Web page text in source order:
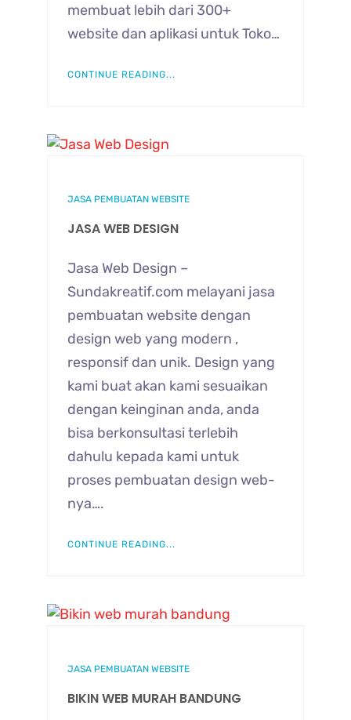
membuat lebih dari 300+
website dan aplikasi untuk Toko…
CONTINUE READING...
JASA PEMBUATAN WEBSITE
JASA WEB DESIGN
Jasa Web Design –
Sundakreatif.com melayani jasa
pembuatan website dengan
design web yang modern ,
responsif dan unik. Design yang
kami buat akan kami sesuaikan
dengan keinginan anda, anda
bisa berkonsultasi terlebih
dahulu kepada kami untuk
proses pembuatan design web-
nya….
CONTINUE READING...
JASA PEMBUATAN WEBSITE
BIKIN WEB MURAH BANDUNG